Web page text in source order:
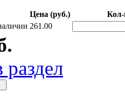
Цена (руб.)
Кол-
261.00
раздел